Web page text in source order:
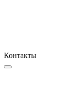
Контакты